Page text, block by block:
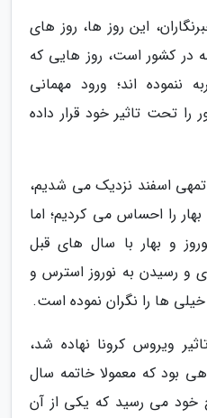
این روز ها، روز های
در کشور است، روز هایی که
اند؛ ورود مهمانی
را تحت تاثیر خود قرار داده
اسفند نزدیک می شدیم،
را احساس می کردیم؛ اما
و بهار با سال های قبل
رسیدن به نوروز استرس و
ها را نگران نموده است.
ویروس کرونا نهاده شد،
بود که معمولا خاتمه سال
خود می رسید که یکی از آن